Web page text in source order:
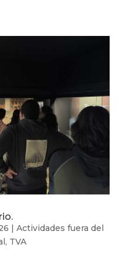
| Actividades fuera del
, TVA